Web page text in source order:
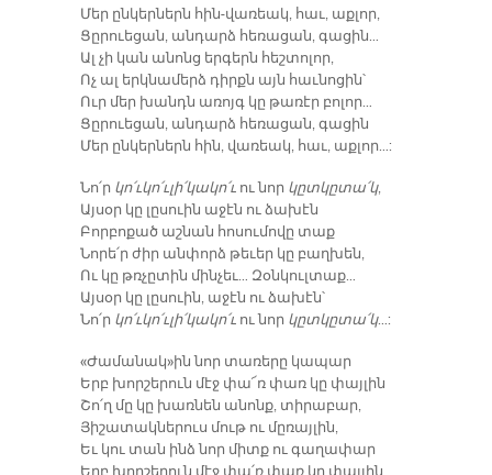
Մեր ընկերներն հին-վառեակ, հաւ, աքլոր,
Ցըրուեցան, անդարձ հեռացան, գացին…
Ալ չի կան անոնց երգերն հեշտոլոր,
Ոչ ալ երկնամերձ դիրքն այն հաւնոցին՝
Ուր մեր խանդն առոյգ կը թառէր բոլոր…
Ցըրուեցան, անդարձ հեռացան, գացին
Մեր ընկերներն հին, վառեակ, հաւ, աքլոր…:
Նո՛ր կո՛ւկո՛ւլի՛կակո՛ւու նոր կըտկըտա՛կ,
Այսօր կը լըսուին աջէն ու ձախէն
Բորբոքած աշնան հոսումովը տաք
Նորե՛ր ժիր անփորձ թեւեր կը բաղխեն,
Ու կը թռչըտին մինչեւ… Զօնկուլտաք…
Այսօր կը լըսուին, աջէն ու ձախէն՝
Նո՛ր կո՛ւկո՛ւլի՛կակո՛ւու նոր կըտկըտա՛կ…:
«Ժամանակ»ին նոր տառերը կապար
Երբ խորշերուն մէջ փա՜ռ փառ կը փայլին
Շո՛ղ մը կը խառնեն անոնք, տիրաբար,
Յիշատակներուս մութ ու մըռայլին,
Եւ կու տան ինձ նոր միտք ու գաղափար
Երբ խորշերուն մէջ փա՛ռ փառ կը փայլին